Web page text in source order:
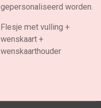
gepersonaliseerd worden.
Flesje met vulling +
wenskaart +
wenskaarthouder